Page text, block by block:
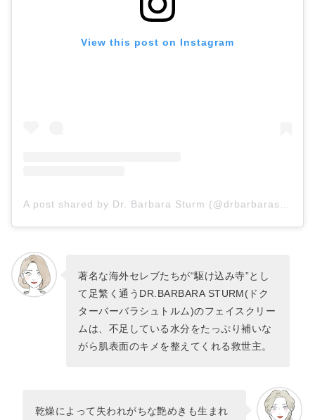
View this post on Instagram
A post shared by Dr. Barbara Sturm (@drbarbarasturm)
著名な海外セレブたちが“駆け込み寺”とし
て足繁く通うDR.BARBARA STURM(ドク
ターバーバラシュトルム)のフェイスクリー
ムは、不足している水分をたっぷり補いな
がら肌表面のキメを整えてくれる救世主。
乾燥によって失われがちな艶めきも生まれ